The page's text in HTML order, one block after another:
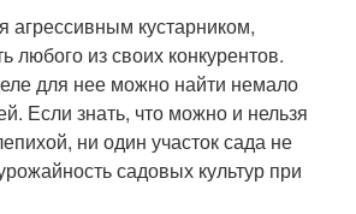
агрессивным кустарником,
любого из своих конкурентов.
для нее можно найти немало
Если знать, что можно и нельзя
ни один участок сада не
садовых культур при